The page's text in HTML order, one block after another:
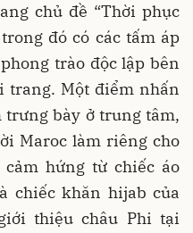
chủ đề “Thời phục
đó có các tấm áp
trào độc lập bên
trang. Một điểm nhấn
bày ở trung tâm,
Maroc làm riêng cho
hứng từ chiếc áo
chiếc khăn hijab của
thiệu châu Phi tại